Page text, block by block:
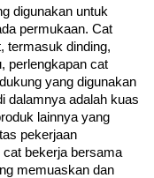
digunakan untuk
permukaan. Cat
termasuk dinding,
perlengkapan cat
yang digunakan
dalamnya adalah kuas
lainnya yang
pekerjaan
cat bekerja bersama
memuaskan dan